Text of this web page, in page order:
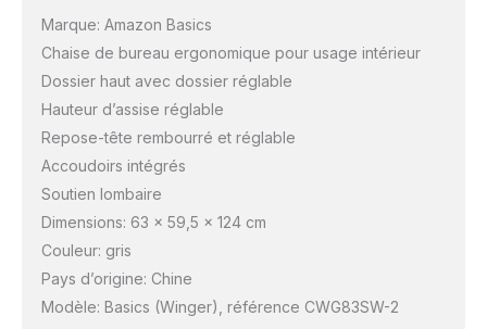
Marque: Amazon Basics
Chaise de bureau ergonomique pour usage intérieur
Dossier haut avec dossier réglable
Hauteur d’assise réglable
Repose-tête rembourré et réglable
Accoudoirs intégrés
Soutien lombaire
Dimensions: 63 x 59,5 x 124 cm
Couleur: gris
Pays d’origine: Chine
Modèle: Basics (Winger), référence CWG83SW-2